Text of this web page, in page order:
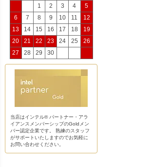
1
2 3 4
5
6
7 8 9 10 11
12
13
14 15 16 17 18
19
20
21 22 23 24 25
26
27
28 29 30
当店はインテル® パートナー・アラ
イアンスメンバーシップのGoldメン
バー認定企業です。 熟練のスタッフ
がサポートいたしますのでお気軽に
お問い合わせください。